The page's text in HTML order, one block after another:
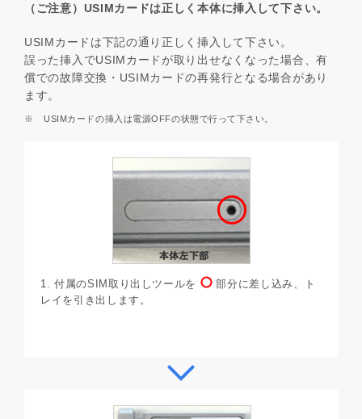
（ご注意）USIMカードは正しく本体に挿入して下さい。
USIMカードは下記の通り正しく挿入して下さい。
誤った挿入でUSIMカードが取り出せなくなった場合、有
償での故障交換・USIMカードの再発行となる場合があり
ます。
※ USIMカードの挿入は電源OFFの状態で行って下さい。
1. 付属のSIM取り出しツールを
部分に差し込み、ト
レイを引き出します。